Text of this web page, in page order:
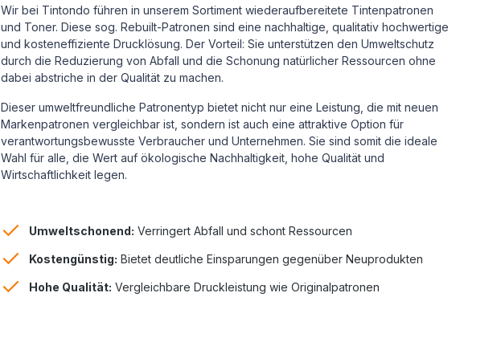
Wir bei Tintondo führen in unserem Sortiment wiederaufbereitete Tintenpatronen
und Toner. Diese sog. Rebuilt-Patronen sind eine nachhaltige, qualitativ hochwertige
und kosteneffiziente Drucklösung. Der Vorteil: Sie unterstützen den Umweltschutz
durch die Reduzierung von Abfall und die Schonung natürlicher Ressourcen ohne
dabei abstriche in der Qualität zu machen.
Dieser umweltfreundliche Patronentyp bietet nicht nur eine Leistung, die mit neuen
Markenpatronen vergleichbar ist, sondern ist auch eine attraktive Option für
verantwortungsbewusste Verbraucher und Unternehmen. Sie sind somit die ideale
Wahl für alle, die Wert auf ökologische Nachhaltigkeit, hohe Qualität und
Wirtschaftlichkeit legen.
Umweltschonend: Verringert Abfall und schont Ressourcen
Kostengünstig: Bietet deutliche Einsparungen gegenüber Neuprodukten
Hohe Qualität: Vergleichbare Druckleistung wie Originalpatronen